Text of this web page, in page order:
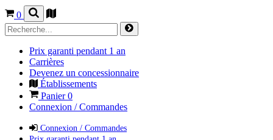
0
Prix garanti pendant 1 an
Carrières
Devenez un concessionnaire
Établissements
Panier0
Connexion / Commandes
Connexion / Commandes